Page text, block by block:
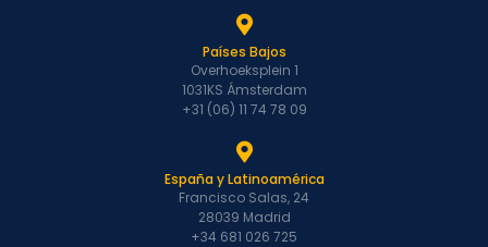
Países Bajos
Overhoeksplein 1
1031KS Ámsterdam
+31 (06) 11 74 78 09
España y Latinoamérica
Francisco Salas, 24
28039 Madrid
+34 681 026 725